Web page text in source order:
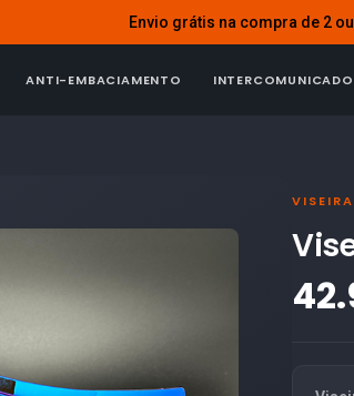
Envio grátis na compra de 2
ANTI-EMBACIAMENTO